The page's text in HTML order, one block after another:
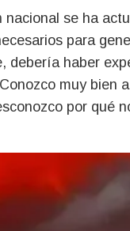
se ha
para
debería haber
muy bien
por qué